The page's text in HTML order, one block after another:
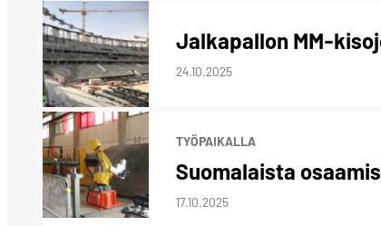
Jalkapallon MM-
24.10.2025
TYÖPAIKALLA
Suomalaista
17.10.2025